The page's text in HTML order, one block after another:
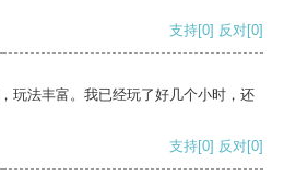
支持[0] 反对[0]
玩法丰富。我已经玩了好几个小时，还
支持[0] 反对[0]